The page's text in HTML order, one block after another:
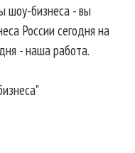
шоу-бизнеса - вы
России сегодня на
- наша работа.